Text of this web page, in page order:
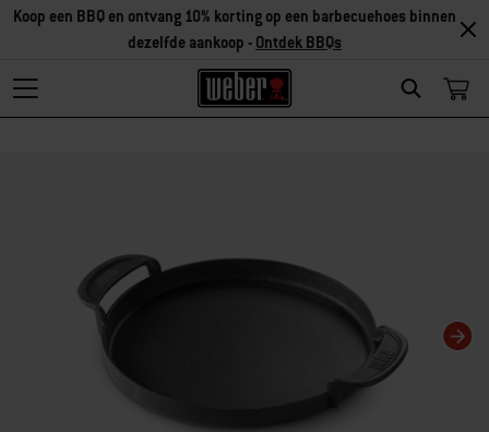
Search
Koop een BBQ en ontvang 10% korting op een barbecuehoes binnen
dezelfde aankoop - Ontdek BBQs